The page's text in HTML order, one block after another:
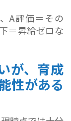
A評価＝その
＝昇給ゼロな
が、育成
性がある